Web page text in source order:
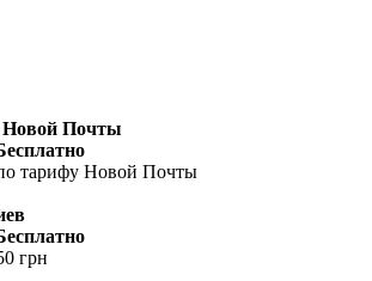
Новой Почты
тарифу Новой Почты
грн